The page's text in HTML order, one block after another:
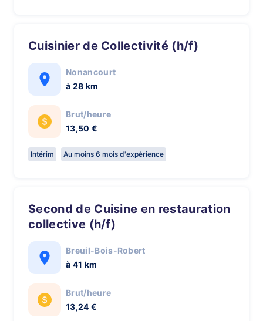
Cuisinier de Collectivité (h/f)
Nonancourt
à 28 km
Brut/heure
13,50 €
Intérim Au moins 6 mois d'expérience
Second de Cuisine en restauration
collective (h/f)
Breuil-Bois-Robert
à 41 km
Brut/heure
13,24 €